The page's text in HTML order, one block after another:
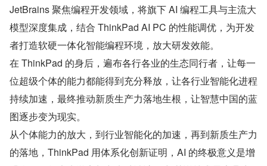
JetBrains 聚焦编程开发领域，将旗下 AI 编程工具与主流大
模型深度集成，结合 ThinkPad AI PC 的性能调优，为开发
者打造软硬一体化智能编程环境，放大研发效能。
在 ThinkPad 的身后，遍布各行各业的生态同行者，让每一
位超级个体的能力都能得到充分释放，让各行业智能化进程
持续加速，最终推动新质生产力落地生根，让智慧中国的蓝
图逐步变为现实。
从个体能力的放大，到行业智能化的加速，再到新质生产力
的落地，ThinkPad 用体系化创新证明，AI 的终极意义是增